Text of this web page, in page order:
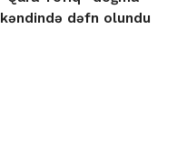
kəndində dəfn olundu